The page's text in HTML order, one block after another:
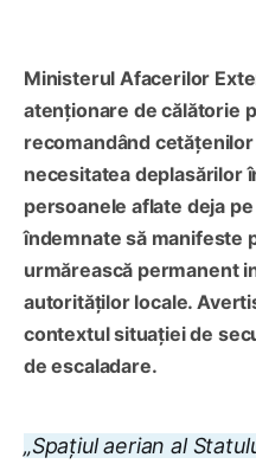
Ministerul Afacerilor
atenționare de călătorie
recomandând
necesitatea deplasărilor
persoanele aflate deja
îndemnate să manifeste
urmărească permanent
autorităților locale.
contextul situației de
de escaladare.
„Spațiul aerian al